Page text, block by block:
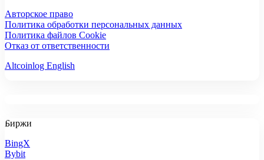
Авторское право
Политика обработки персональных данных
Политика файлов Cookie
Отказ от ответственности
Altcoinlog English
Биржи
BingX
Bybit